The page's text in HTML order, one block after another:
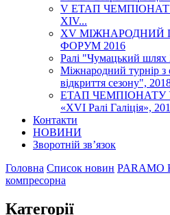
V ЕТАП
XІV...
XV
ФОРУМ 2016
Ралі "Чумацький
Міжнародний турнір
відкриття сезону",
ЕТАП ЧЕМПІОНАТУ
«XVI Ралі Галіція»,
Контакти
НОВИНИ
Зворотній зв’язок
Головна Список новин PARAMO
компресорна
Категорії